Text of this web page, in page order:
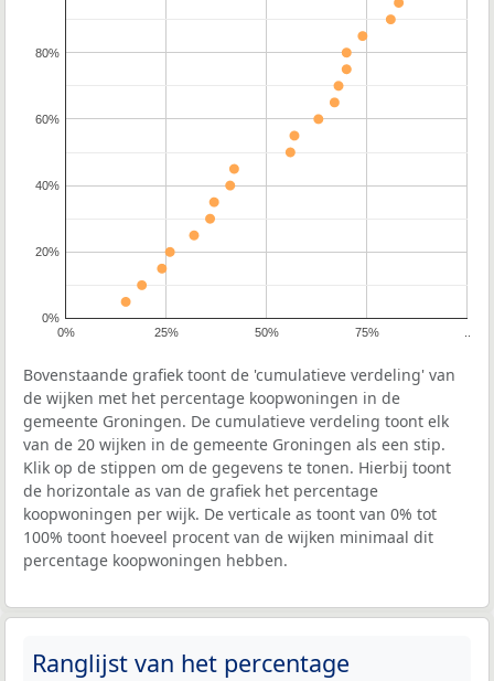
0% 25% 50% 75%
0%
20%
40%
60%
80%
Bovenstaande grafiek toont de 'cumulatieve verdeling' van
de wijken met het percentage koopwoningen in de
gemeente Groningen. De cumulatieve verdeling toont elk
van de 20 wijken in de gemeente Groningen als een stip.
Klik op de stippen om de gegevens te tonen. Hierbij toont
de horizontale as van de grafiek het percentage
koopwoningen per wijk. De verticale as toont van 0% tot
100% toont hoeveel procent van de wijken minimaal dit
percentage koopwoningen hebben.
Ranglijst van het percentage